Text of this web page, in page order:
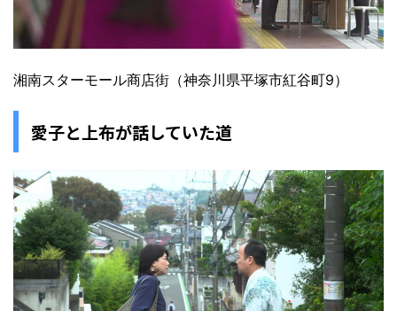
湘南スターモール商店街（神奈川県平塚市紅谷町9）
愛子と上布が話していた道